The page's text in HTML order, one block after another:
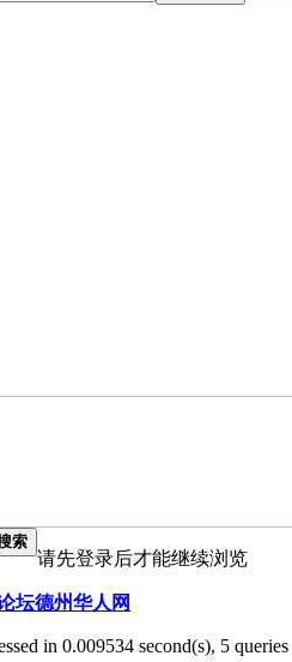
索
请先登录后才能继续浏览
坛德州华人网
in 0.009534 second(s), 5 queries